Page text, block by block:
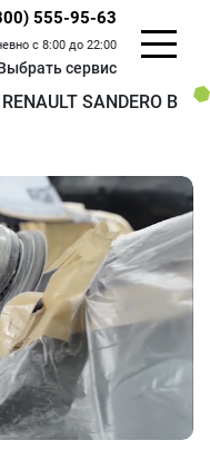
555-95-63
с 8:00 до 22:00
сервис
SANDERO В